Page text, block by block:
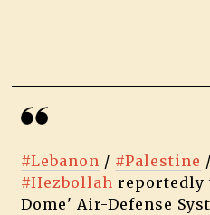
#Lebanon / #Palestine /
#Hezbollah reportedly
Dome' Air-Defense